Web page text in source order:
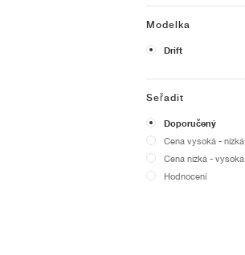
Modelka
Drift
Seřadit
Doporučený
Cena vysoká - nízká
Cena nízká - vysoká
Hodnocení